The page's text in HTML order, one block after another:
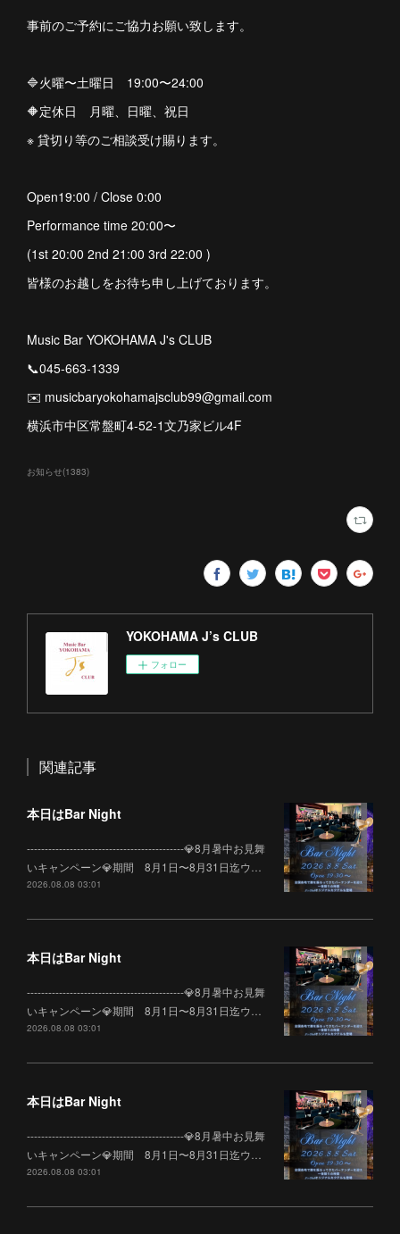
事前のご予約にご協力お願い致します。
🔷火曜〜土曜日 19:00〜24:00
🔶定休日 月曜、日曜、祝日
※ 貸切り等のご相談受け賜ります。
Open19:00 / Close 0:00
Performance time 20:00〜
(1st 20:00 2nd 21:00 3rd 22:00 )
皆様のお越しをお待ち申し上げております。
Music Bar YOKOHAMA J's CLUB
📞045-663-1339
✉️ musicbaryokohamajsclub99@gmail.com
横浜市中区常盤町4-52-1文乃家ビル4F
お知らせ(1383)
YOKOHAMA J’s CLUB
フォロー
関連記事
本日はBar Night
--------------------------------------------💎8月暑中お見舞
いキャンペーン💎期間 8月1日〜8月31日迄ウ…
2026.08.08 03:01
本日はBar Night
--------------------------------------------💎8月暑中お見舞
いキャンペーン💎期間 8月1日〜8月31日迄ウ…
2026.08.08 03:01
本日はBar Night
--------------------------------------------💎8月暑中お見舞
いキャンペーン💎期間 8月1日〜8月31日迄ウ…
2026.08.08 03:01